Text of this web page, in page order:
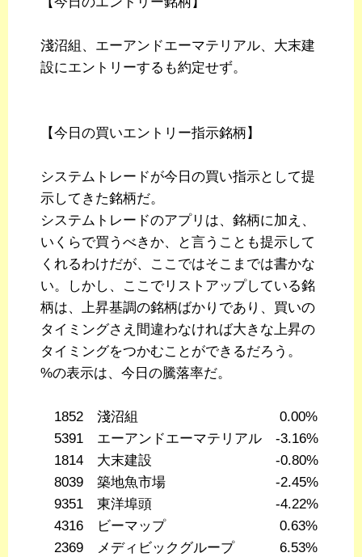
淺沼組、エーアンドエーマテリアル、大末建
設にエントリーするも約定せず。
【今日の買いエントリー指示銘柄】
システムトレードが今日の買い指示として提
示してきた銘柄だ。
システムトレードのアプリは、銘柄に加え、
いくらで買うべきか、と言うことも提示して
くれるわけだが、ここではそこまでは書かな
い。しかし、ここでリストアップしている銘
柄は、上昇基調の銘柄ばかりであり、買いの
タイミングさえ間違わなければ大きな上昇の
タイミングをつかむことができるだろう。
%の表示は、今日の騰落率だ。
1852 淺沼組 0.00%
5391 エーアンドエーマテリアル -3.16%
1814 大末建設 -0.80%
8039 築地魚市場 -2.45%
9351 東洋埠頭 -4.22%
4316 ビーマップ 0.63%
2369 メディビックグループ 6.53%